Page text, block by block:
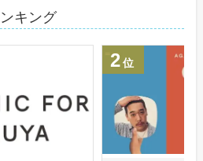
キング
2位